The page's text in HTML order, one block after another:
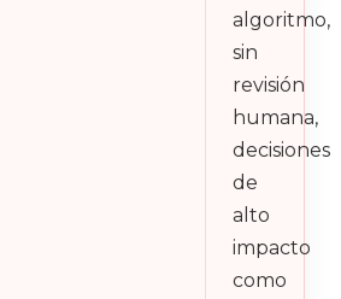
algoritmo,
sin
revisión
humana,
decisiones
de
alto
impacto
como